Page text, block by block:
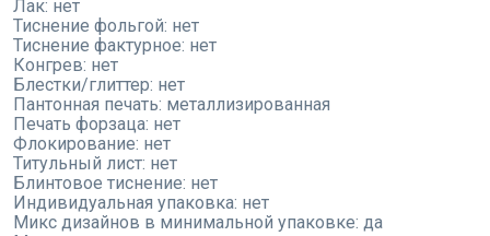
Лак: нет
Тиснение фольгой: нет
Тиснение фактурное: нет
Конгрев: нет
Блестки/глиттер: нет
Пантонная печать: металлизированная
Печать форзаца: нет
Флокирование: нет
Титульный лист: нет
Блинтовое тиснение: нет
Индивидуальная упаковка: нет
Микс дизайнов в минимальной упаковке: да